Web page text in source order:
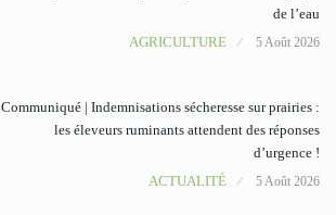
de l’eau
AGRICULTURE
5 Août 2026
Communiqué | Indemnisations sécheresse sur prairies :
les éleveurs ruminants attendent des réponses
d’urgence !
ACTUALITÉ
5 Août 2026